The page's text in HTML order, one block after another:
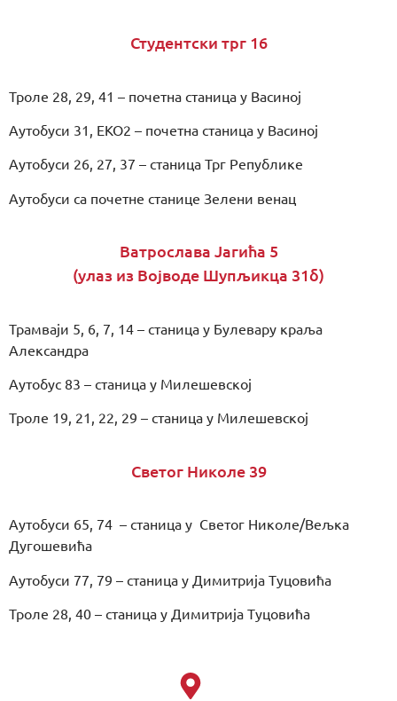
Студентски трг 16
Троле 28, 29, 41 – почетна станица у Васиној
Аутобуси 31, EKO2 – почетна станица у Васиној
Аутобуси 26, 27, 37 – станица Трг Републике
Аутобуси са почетне станице Зелени венац
Ватрослава Јагића 5
(улаз из Војводе Шупљикца 31б)
Трамваји 5, 6, 7, 14 – станица у Булевару краља
Александра
Аутобус 83 – станица у Милешевској
Троле 19, 21, 22, 29 – станица у Милешевској
Светог Николе 39
Аутобуси 65, 74 – станица у Светог Николе/Вељка
Дугошевића
Аутобуси 77, 79 – станица у Димитрија Туцовића
Троле 28, 40 – станица у Димитрија Туцовића